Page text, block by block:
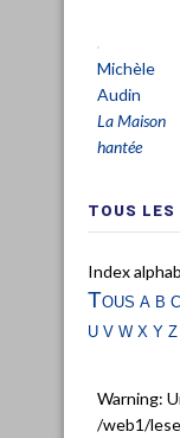
Michèle
Audin
La Maison
hantée
TOUS
Index
Tous a b c
uvwx yz
Warning:
/web1/